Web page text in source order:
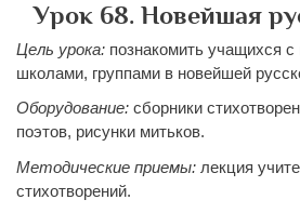
Урок 68. Новейшая
Цель урока: познакомить учащихся
школами, группами в новейшей
Оборудование: сборники
поэтов, рисунки митьков.
Методические приемы: лекция
стихотворений.